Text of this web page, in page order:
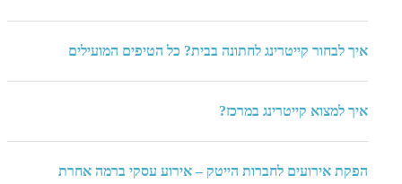
איך לבחור קייטרינג לחתונה בבית? כל הטיפים המועילים
איך למצוא קייטרינג במרכז?
הפקת אירועים לחברות הייטק – אירוע עסקי ברמה אחרת